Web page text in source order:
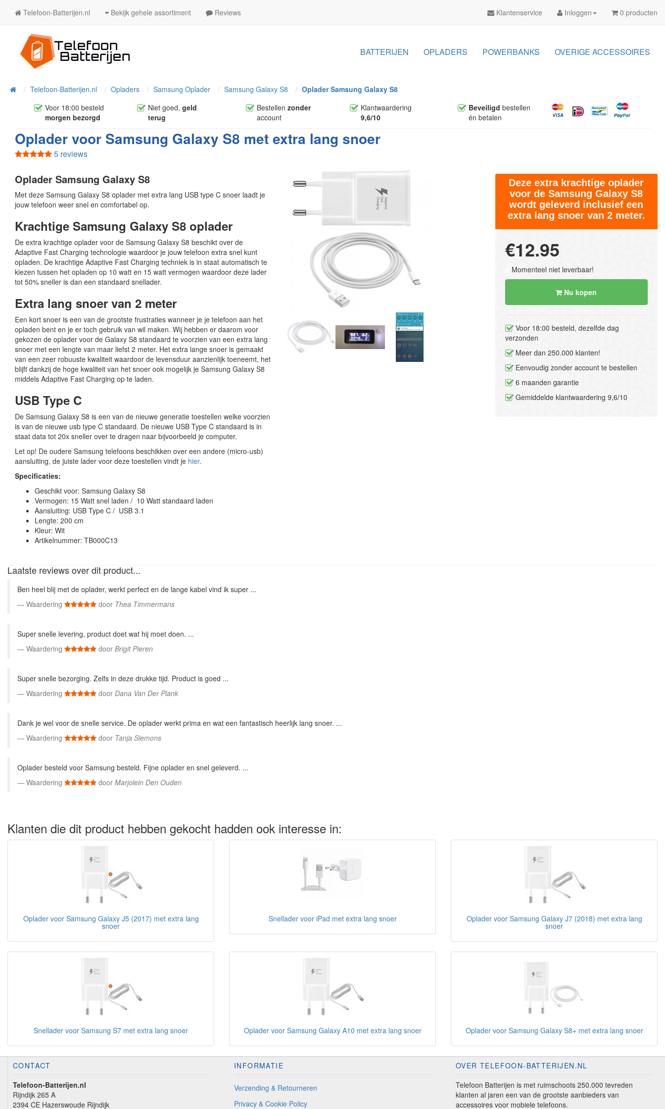
Telefoon-Batterijen.nl Bekijk gehele assortiment Reviews Klantenservice Inloggen 0 producten
BATTERIJEN OPLADERS POWERBANKS OVERIGE ACCESSOIRES
HomeTelefoon-Batterijen.nl Opladers Samsung Oplader Samsung Galaxy S8
Oplader Samsung Galaxy S8
Voor 18:00 besteld
morgen bezorgd
Niet goed,geld
terug
Bestellen zonder
account
Klantwaardering
9,6/10
Beveiligd bestellen
én betalen
Oplader voor Samsung Galaxy S8 met extra lang snoer
5 reviews
Deze extra krachtige oplader
voor de Samsung Galaxy S8
wordt geleverd inclusief een
extra lang snoer van 2 meter.
€12.95
Momenteel niet leverbaar!
Nu kopen
Voor 18:00 besteld, dezelfde dag
verzonden
Meer dan 250.000 klanten!
Eenvoudig zonder account te bestellen
6 maanden garantie
Gemiddelde klantwaardering 9,6/10
Oplader Samsung Galaxy S8
Met deze Samsung Galaxy S8 oplader met extra lang USB type C snoer laadt je
jouw telefoon weer snel en comfortabel op.
Krachtige Samsung Galaxy S8 oplader
De extra krachtige oplader voor de Samsung Galaxy S8 beschikt over de
Adaptive Fast Charging technologie waardoor je jouw telefoon extra snel kunt
opladen. De krachtige Adaptive Fast Charging techniek is in staat automatisch te
kiezen tussen het opladen op 10 watt en 15 watt vermogen waardoor deze lader
tot 50% sneller is dan een standaard snellader.
Extra lang snoer van 2 meter
Een kort snoer is een van de grootste frustraties wanneer je je telefoon aan het
opladen bent en je er toch gebruik van wil maken. Wij hebben er daarom voor
gekozen de oplader voor de Galaxy S8 standaard te voorzien van een extra lang
snoer met een lengte van maar liefst 2 meter. Het extra lange snoer is gemaakt
van een zeer robuuste kwaliteit waardoor de levensduur aanzienlijk toeneemt, het
blijft dankzij de hoge kwaliteit van het snoer ook mogelijk je Samsung Galaxy S8
middels Adaptive Fast Charging op te laden.
USB Type C
De Samsung Galaxy S8 is een van de nieuwe generatie toestellen welke voorzien
is van de nieuwe usb type C standaard. De nieuwe USB Type C standaard is in
staat data tot 20x sneller over te dragen naar bijvoorbeeld je computer.
Let op! De oudere Samsung telefoons beschikken over een andere (micro-usb)
aansluiting, de juiste lader voor deze toestellen vindt je hier.
Specificaties:
Geschikt voor: Samsung Galaxy S8
Vermogen: 15 Watt snel laden / 10 Watt standaard laden
Aansluiting: USB Type C / USB 3.1
Lengte: 200 cm
Kleur: Wit
Artikelnummer: TB000C13
Laatste reviews over dit product...
Ben heel blij met de oplader, werkt perfect en de lange kabel vind ik super ...
Waardering
door Thea Timmermans
Super snelle levering, product doet wat hij moet doen. ...
Waardering
door Brigit Pieren
Super snelle bezorging. Zelfs in deze drukke tijd. Product is goed ...
Waardering
door Dana Van Der Plank
Dank je wel voor de snelle service. De oplader werkt prima en wat een fantastisch heerlijk lang snoer. ...
Waardering
door Tanja Siemons
Oplader besteld voor Samsung besteld. Fijne oplader en snel geleverd. ...
Waardering
door Marjolein Den Ouden
Klanten die dit product hebben gekocht hadden ook interesse in:
Oplader voor Samsung Galaxy J5 (2017) met extra lang
snoer
Snellader voor iPad met extra lang snoer Oplader voor Samsung Galaxy J7 (2018) met extra lang
snoer
Snellader voor Samsung S7 met extra lang snoer Oplader voor Samsung Galaxy A10 met extra lang snoer Oplader voor Samsung Galaxy S8+ met extra lang snoer
CONTACT
Telefoon-Batterijen.nl
Rijndijk 265 A
2394 CE Hazerswoude Rijndijk
INFORMATIE
Verzending & Retourneren
Privacy & Cookie Policy
OVER TELEFOON-BATTERIJEN.NL
Telefoon Batterijen is met ruimschoots 250.000 tevreden
klanten al jaren een van de grootste aanbieders van
accessoires voor mobiele telefoons.